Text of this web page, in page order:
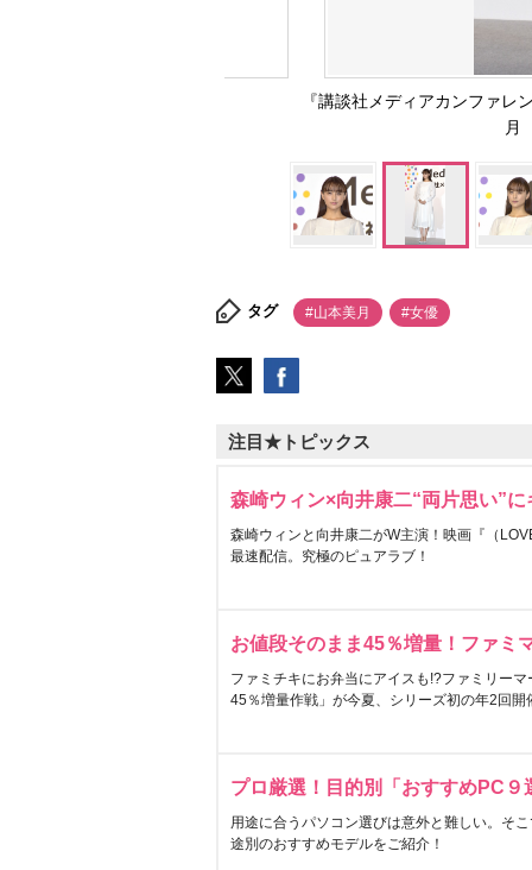
『講談社メディアカンファレ
月
タグ #山本美月 #女優
注目★トピックス
森崎ウィン×向井康二“両片思い”
森崎ウィンと向井康二がW主演！映画『（
最速配信。究極のピュアラブ！
お値段そのまま45％増量！ファミ
ファミチキにお弁当にアイスも!?ファミリー
45％増量作戦」が今夏、シリーズ初の年2回開
プロ厳選！目的別「おすすめPC９
用途に合うパソコン選びは意外と難しい。そ
途別のおすすめモデルをご紹介！